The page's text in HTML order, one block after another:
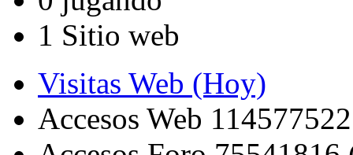
1 Sitio web
Visitas Web (Hoy)
Accesos Web